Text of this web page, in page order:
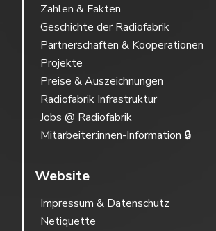
Zahlen & Fakten
Geschichte der Radiofabrik
Partnerschaften & Kooperationen
Projekte
Preise & Auszeichnungen
Radiofabrik Infrastruktur
Jobs @ Radiofabrik
Mitarbeiter:innen-Information 🔒
Website
Impressum & Datenschutz
Netiquette